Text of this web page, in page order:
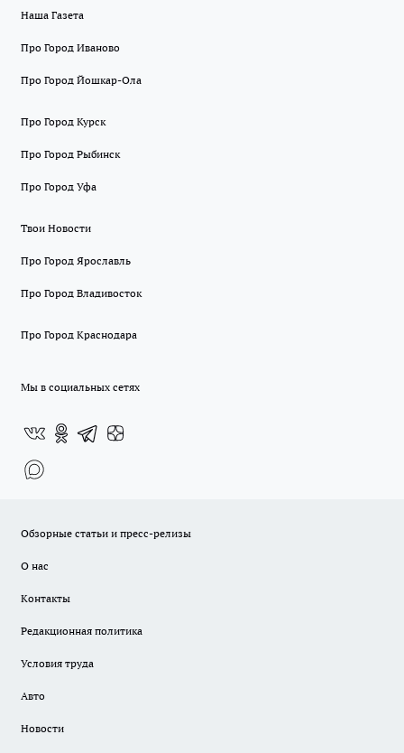
Наша Газета
Про Город Иваново
Про Город Йошкар-Ола
Про Город Курск
Про Город Рыбинск
Про Город Уфа
Твои Новости
Про Город Ярославль
Про Город Владивосток
Про Город Краснодара
Мы в социальных сетях
Обзорные статьи и пресс-релизы
О нас
Контакты
Редакционная политика
Условия труда
Авто
Новости